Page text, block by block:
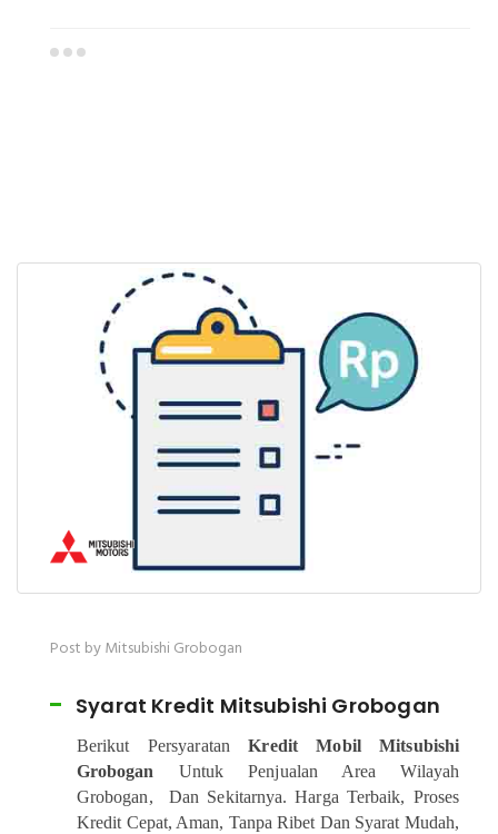
Post by Mitsubishi Grobogan
Syarat Kredit Mitsubishi Grobogan
Berikut PersyaratanKredit Mobil Mitsubishi
Grobogan Untuk Penjualan Area Wilayah
Grobogan, Dan Sekitarnya. Harga Terbaik, Proses
Kredit Cepat, Aman, Tanpa Ribet Dan Syarat Mudah,